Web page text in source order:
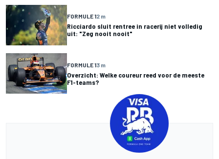
FORMULE 12 m
Ricciardo sluit rentree in racerij niet volledig
uit: "Zeg nooit nooit"
FORMULE 13 m
Overzicht: Welke coureur reed voor de meeste
F1-teams?